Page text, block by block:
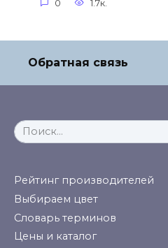
0 1.7к.
Обратная связь
Search
for:
Рейтинг производителей
Выбираем цвет
Словарь терминов
Цены и каталог